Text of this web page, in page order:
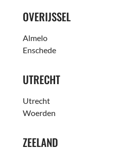
OVERIJSSEL
Almelo
Enschede
UTRECHT
Utrecht
Woerden
ZEELAND